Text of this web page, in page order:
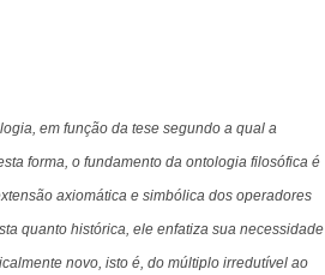
em função da tese segundo a qual a
forma, o fundamento da ontologia filosófica é
axiomática e simbólica dos operadores
quanto histórica, ele enfatiza sua necessidade
novo, isto é, do múltiplo irredutível ao